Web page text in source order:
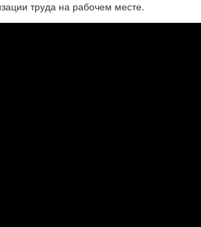
труда на рабочем месте.